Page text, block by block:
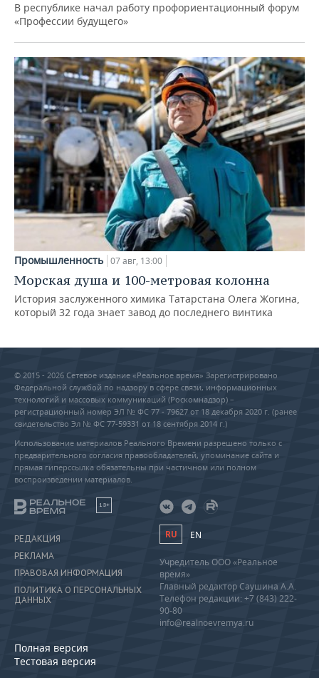
В республике начал работу профориентационный форум
«Профессии будущего»
Промышленность 07 авг, 13:00
Морская душа и 100-метровая колонна
История заслуженного химика Татарстана Олега Жогина,
который 32 года знает завод до последнего винтика
© 2015 - 2026 Сетевое издание «Реальное время» Зарегистрировано
Федеральной службой по надзору в сфере связи, информационных
технологий и массовых коммуникаций (Роскомнадзор) –
регистрационный номер ЭЛ № ФС 77 - 79627 от 18 декабря 2020 г. (ранее
свидетельство Эл № ФС 77-59331 от 18 сентября 2014 г.)
Использование материалов Реального Времени разрешено только с
предварительного согласия правообладателей, упоминание сайта и
прямая гиперссылка обязательны при частичном или полном
воспроизведении материалов.
18+
РЕДАКЦИЯ
РЕКЛАМА
ПРАВОВАЯ ИНФОРМАЦИЯ
ПОЛИТИКА О ПЕРСОНАЛЬНЫХ
ДАННЫХ
Полная версия
Тестовая версия
RU EN
Учредитель ООО «Реальное
время»
Главный редактор Саушина А.А.
Телефон редакции: +7 (843) 222-
90-80
info@realnoevremya.ru